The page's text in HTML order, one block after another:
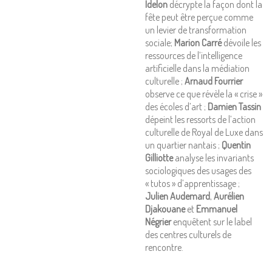
Idelon décrypte la façon dont la
fête peut être perçue comme
un levier de transformation
sociale; Marion Carrédévoile les
ressources de l’intelligence
artificielle dans la médiation
culturelle ; Arnaud Fourrier
observe ce que révèle la « crise »
des écoles d’art ; Damien Tassin
dépeint les ressorts de l’action
culturelle de Royal de Luxe dans
un quartier nantais ; Quentin
Gilliotteanalyse les invariants
sociologiques des usages des
« tutos » d’apprentissage ;
Julien Audemard, Aurélien
Djakouaneet Emmanuel
Négrierenquêtent sur le label
des centres culturels de
rencontre.